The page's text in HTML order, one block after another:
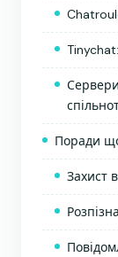
Поради
Захист